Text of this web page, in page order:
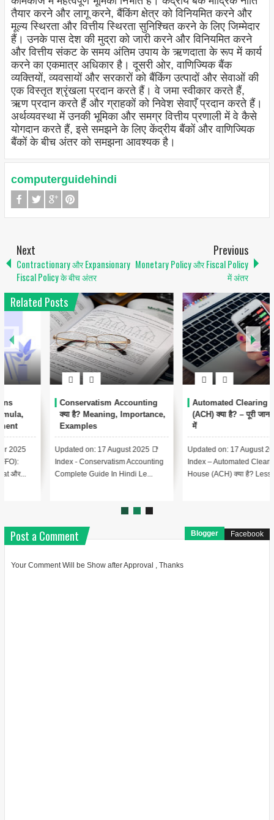
तैयार करने और लागू करने, बैंकिंग क्षेत्र को विनियमित करने और
मूल्य स्थिरता और वित्तीय स्थिरता सुनिश्चित करने के लिए जिम्मेदार
हैं। उनके पास देश की मुद्रा को जारी करने और विनियमित करने
और वित्तीय संकट के समय अंतिम उपाय के ऋणदाता के रूप में कार्य
करने का एकमात्र अधिकार है। दूसरी ओर, वाणिज्यिक बैंक
व्यक्तियों, व्यवसायों और सरकारों को बैंकिंग उत्पादों और सेवाओं की
एक विस्तृत श्रृंखला प्रदान करते हैं। वे जमा स्वीकार करते हैं,
ऋण प्रदान करते हैं और ग्राहकों को निवेश सेवाएँ प्रदान करते हैं।
अर्थव्यवस्था में उनकी भूमिका और समग्र वित्तीय प्रणाली में वे कैसे
योगदान करते हैं, इसे समझने के लिए केंद्रीय बैंकों और वाणिज्यिक
बैंकों के बीच अंतर को समझना आवश्यक है।
computerguidehindi
Next
Contractionary और Expansionary
Fiscal Policy के बीच अंतर
Previous
Monetary Policy और Fiscal Policy
में अंतर
Related Posts
Conservatism Accounting
क्या है? Meaning, Importance,
Examples
Updated on: 17 August 2025 📑
Index - Conservatism Accounting
Complete Guide In Hindi Le...
1
Automated Clearing House
(ACH) क्या है? – पूरी जानकारी हिंदी
Updated on: 17 August 2025 📚
Index – Automated Clearing
House (ACH) क्या है? Lesson 1:...
Post a Comment Blogger Facebook
Your Comment Will be Show after Approval , Thanks